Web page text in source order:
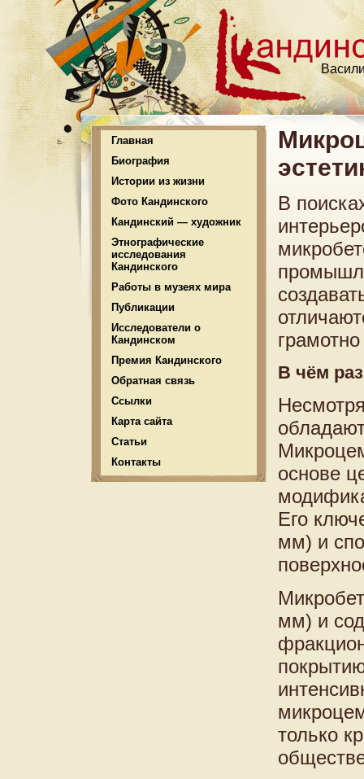
Главная
Биография
Истории из жизни
Фото Кандинского
Кандинский — художник
Этнографические
исследования
Кандинского
Работы в музеях мира
Публикации
Исследователи о
Кандинском
Премия Кандинского
Обратная связь
Ссылки
Карта сайта
Статьи
Контакты
В
В чём
основе
Его
мм) и
мм) и
только